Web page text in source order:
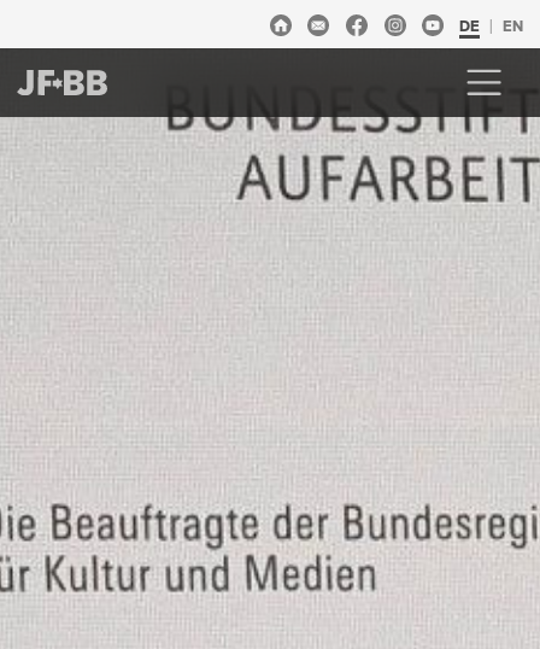
DE EN